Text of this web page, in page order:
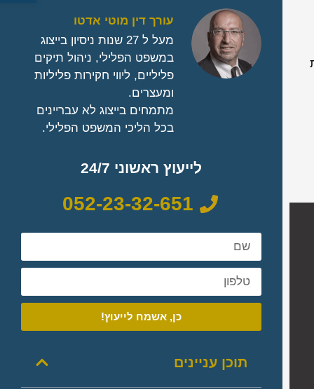
עורך דין מוטי אדטו
מעל ל 27 שנות ניסיון בייצוג
במשפט הפלילי, ניהול תיקים
פליליים, ליווי חקירות פליליות
ומעצרים.
מתמחים בייצוג לא עבריינים
בכל הליכי המשפט הפלילי.
לייעוץ ראשוני 24/7
052-23-32-651
כן, אשמח לייעוץ!
תוכן עניינים